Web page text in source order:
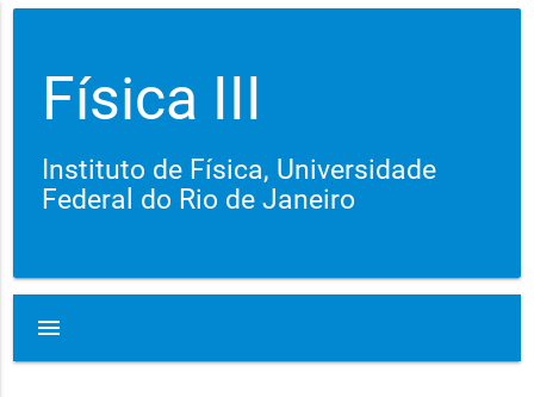
Física III
Instituto de Física, Universidade
Federal do Rio de Janeiro
menu